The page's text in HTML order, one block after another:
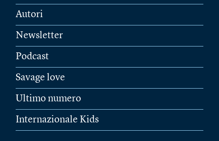
Autori
Newsletter
Podcast
Savage love
Ultimo numero
Internazionale Kids